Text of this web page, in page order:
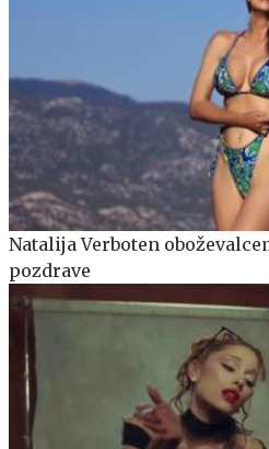
Natalija Verboten
pozdrave